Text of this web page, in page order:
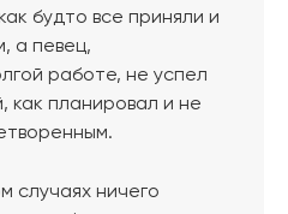
будто все приняли и
а певец,
работе, не успел
как планировал и не
случаях ничего